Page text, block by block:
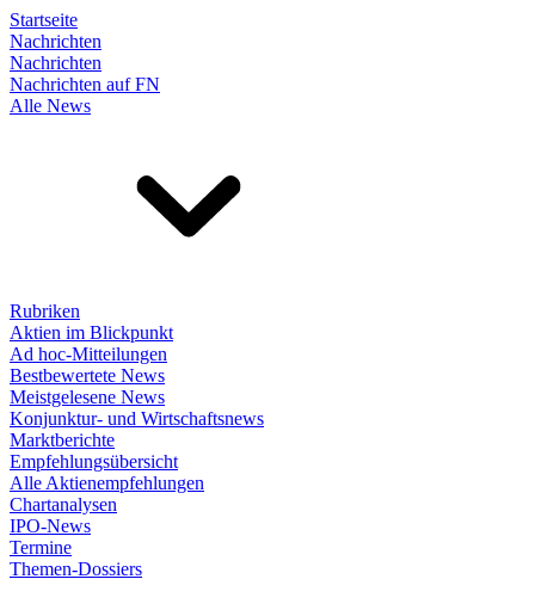
Startseite
Nachrichten
Nachrichten
Nachrichten auf FN
Alle News
Rubriken
Aktien im Blickpunkt
Ad hoc-Mitteilungen
Bestbewertete News
Meistgelesene News
Konjunktur- und Wirtschaftsnews
Marktberichte
Empfehlungsübersicht
Alle Aktienempfehlungen
Chartanalysen
IPO-News
Termine
Themen-Dossiers